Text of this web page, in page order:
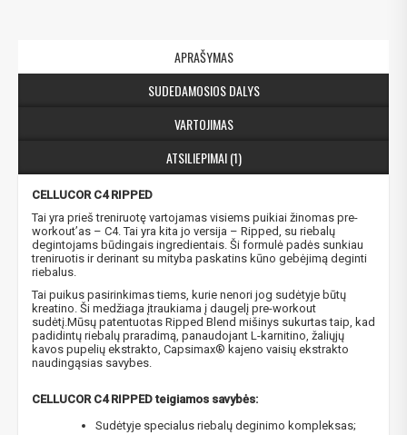
APRAŠYMAS
SUDEDAMOSIOS DALYS
VARTOJIMAS
ATSILIEPIMAI (1)
CELLUCOR C4 RIPPED
Tai yra prieš treniruotę vartojamas visiems puikiai žinomas pre-
workout’as – C4. Tai yra kita jo versija – Ripped, su riebalų
degintojams būdingais ingredientais. Ši formulė padės sunkiau
treniruotis ir derinant su mityba paskatins kūno gebėjimą deginti
riebalus.
Tai puikus pasirinkimas tiems, kurie nenori jog sudėtyje būtų
kreatino. Ši medžiaga įtraukiama į daugelį pre-workout
sudėtį.Mūsų patentuotas Ripped Blend mišinys sukurtas taip, kad
padidintų riebalų praradimą, panaudojant L-karnitino, žaliųjų
kavos pupelių ekstrakto, Capsimax® kajeno vaisių ekstrakto
naudingąsias savybes.
CELLUCOR C4 RIPPED teigiamos savybės:
Sudėtyje specialus riebalų deginimo kompleksas;